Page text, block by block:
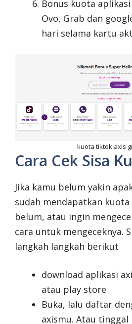
Bonus kuota aplikasi
Ovo, Grab dan
hari selama kartu
kuota tiktok axis
Cara Cek Sisa
Jika kamu belum yakin
sudah mendapatkan
belum, atau ingin
cara untuk mengeceknya.
langkah langkah berikut
download aplikasi
atau play store
Buka, lalu daftar
axismu. Atau